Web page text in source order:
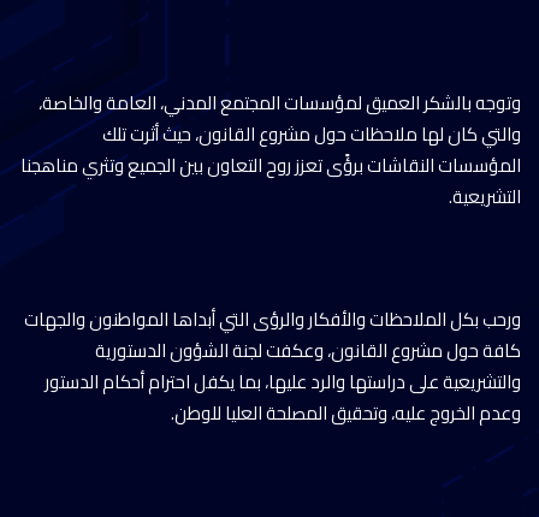
وتوجه بالشكر العميق لمؤسسات المجتمع المدني، العامة والخاصة،
والتي كان لها ملاحظات حول مشروع القانون، حيث أثرت تلك
المؤسسات النقاشات برؤًى تعزز روح التعاون بين الجميع وتثري مناهجنا
التشريعية.
ورحب بكل الملاحظات والأفكار والرؤى التي أبداها المواطنون والجهات
كافة حول مشروع القانون، وعكفت لجنة الشؤون الدستورية
والتشريعية على دراستها والرد عليها، بما يكفل احترام أحكام الدستور
وعدم الخروج عليه، وتحقيق المصلحة العليا للوطن.